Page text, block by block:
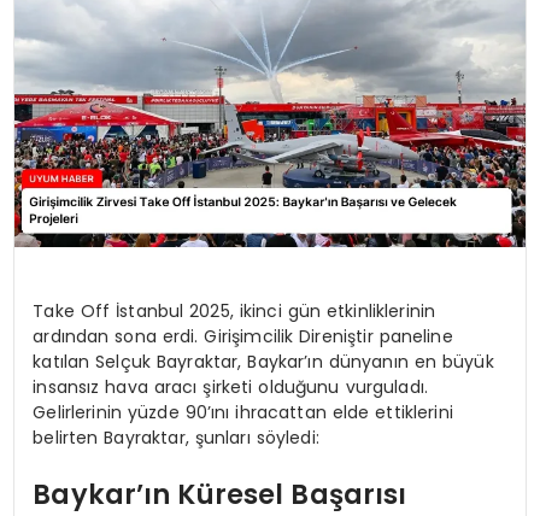
Take Off İstanbul 2025, ikinci gün etkinliklerinin
ardından sona erdi. Girişimcilik Direniştir paneline
katılan Selçuk Bayraktar, Baykar’ın dünyanın en büyük
insansız hava aracı şirketi olduğunu vurguladı.
Gelirlerinin yüzde 90’ını ihracattan elde ettiklerini
belirten Bayraktar, şunları söyledi:
Baykar’ın Küresel Başarısı